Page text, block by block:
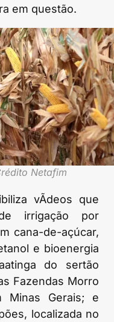
em questão.
Netafim
vÃ­deos que
irrigação por
cana-de-açúcar,
e bioenergia
do sertão
Fazendas Morro
Minas Gerais; e
localizada no